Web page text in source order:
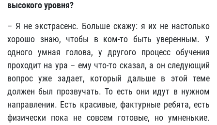
высокого уровня?
– Я не экстрасенс. Больше скажу: я их не настолько
хорошо знаю, чтобы в ком-то быть уверенным. У
одного умная голова, у другого процесс обучения
проходит на ура – ему что-то сказал, а он следующий
вопрос уже задает, который дальше в этой теме
должен был прозвучать. То есть они идут в нужном
направлении. Есть красивые, фактурные ребята, есть
физически пока не совсем готовые, но умненькие.